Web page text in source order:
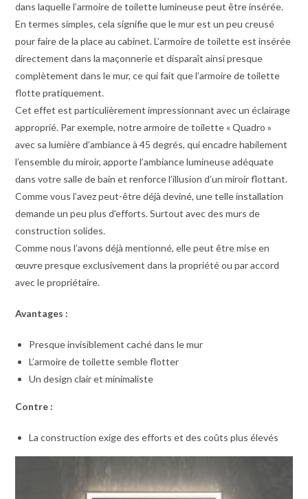
dans laquelle l’armoire de toilette lumineuse peut être insérée.
En termes simples, cela signifie que le mur est un peu creusé
pour faire de la place au cabinet. L’armoire de toilette est insérée
directement dans la maçonnerie et disparaît ainsi presque
complètement dans le mur, ce qui fait que l’armoire de toilette
flotte pratiquement.
Cet effet est particulièrement impressionnant avec un éclairage
approprié. Par exemple, notre armoire de toilette « Quadro »
avec sa lumière d’ambiance à 45 degrés, qui encadre habilement
l’ensemble du miroir, apporte l’ambiance lumineuse adéquate
dans votre salle de bain et renforce l’illusion d’un miroir flottant.
Comme vous l’avez peut-être déjà deviné, une telle installation
demande un peu plus d’efforts. Surtout avec des murs de
construction solides.
Comme nous l’avons déjà mentionné, elle peut être mise en
œuvre presque exclusivement dans la propriété ou par accord
avec le propriétaire.
Avantages :
Presque invisiblement caché dans le mur
L’armoire de toilette semble flotter
Un design clair et minimaliste
Contre :
La construction exige des efforts et des coûts plus élevés